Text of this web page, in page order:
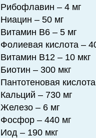
Рибофлавин – 4 мг
Ниацин – 50 мг
Витамин В6 – 5 мг
Фолиевая кислота –
Витамин В12 – 10 мкг
Биотин – 300 мкг
Пантотеновая
Кальций – 730 мг
Железо – 6 мг
Фосфор – 440 мг
Иод – 190 мкг